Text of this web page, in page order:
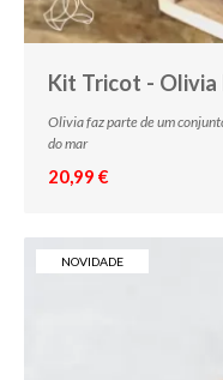
Kit Tricot - Olivia
Olivia faz parte de um
do mar
20,99 €
NOVIDADE